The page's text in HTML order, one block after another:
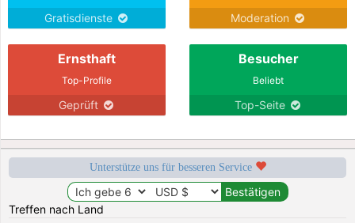
Gratisdienste Moderation
Ernsthaft
Top-Profile
Geprüft
Besucher
Beliebt
Top-Seite
Unterstütze uns für besseren Service
Treffen nach Land